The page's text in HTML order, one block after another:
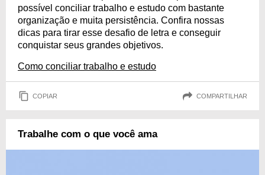
possível conciliar trabalho e estudo com bastante
organização e muita persistência. Confira nossas
dicas para tirar esse desafio de letra e conseguir
conquistar seus grandes objetivos.
Como conciliar trabalho e estudo
COPIAR COMPARTILHAR
Trabalhe com o que você ama